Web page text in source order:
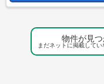
物件が見
まだネットに掲載して